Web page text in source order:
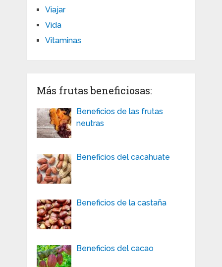
Viajar
Vida
Vitaminas
Más frutas beneficiosas:
Beneficios de las frutas
neutras
Beneficios del cacahuate
Beneficios de la castaña
Beneficios del cacao